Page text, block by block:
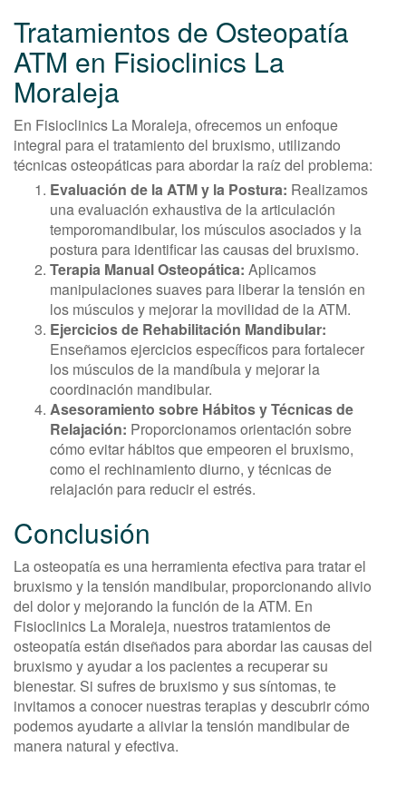
Tratamientos de Osteopatía
ATM en Fisioclinics La
Moraleja
En Fisioclinics La Moraleja, ofrecemos un enfoque
integral para el tratamiento del bruxismo, utilizando
técnicas osteopáticas para abordar la raíz del problema:
Evaluación de la ATM y la Postura: Realizamos
una evaluación exhaustiva de la articulación
temporomandibular, los músculos asociados y la
postura para identificar las causas del bruxismo.
Terapia Manual Osteopática: Aplicamos
manipulaciones suaves para liberar la tensión en
los músculos y mejorar la movilidad de la ATM.
Ejercicios de Rehabilitación Mandibular:
Enseñamos ejercicios específicos para fortalecer
los músculos de la mandíbula y mejorar la
coordinación mandibular.
Asesoramiento sobre Hábitos y Técnicas de
Relajación: Proporcionamos orientación sobre
cómo evitar hábitos que empeoren el bruxismo,
como el rechinamiento diurno, y técnicas de
relajación para reducir el estrés.
Conclusión
La osteopatía es una herramienta efectiva para tratar el
bruxismo y la tensión mandibular, proporcionando alivio
del dolor y mejorando la función de la ATM. En
Fisioclinics La Moraleja, nuestros tratamientos de
osteopatía están diseñados para abordar las causas del
bruxismo y ayudar a los pacientes a recuperar su
bienestar. Si sufres de bruxismo y sus síntomas, te
invitamos a conocer nuestras terapias y descubrir cómo
podemos ayudarte a aliviar la tensión mandibular de
manera natural y efectiva.